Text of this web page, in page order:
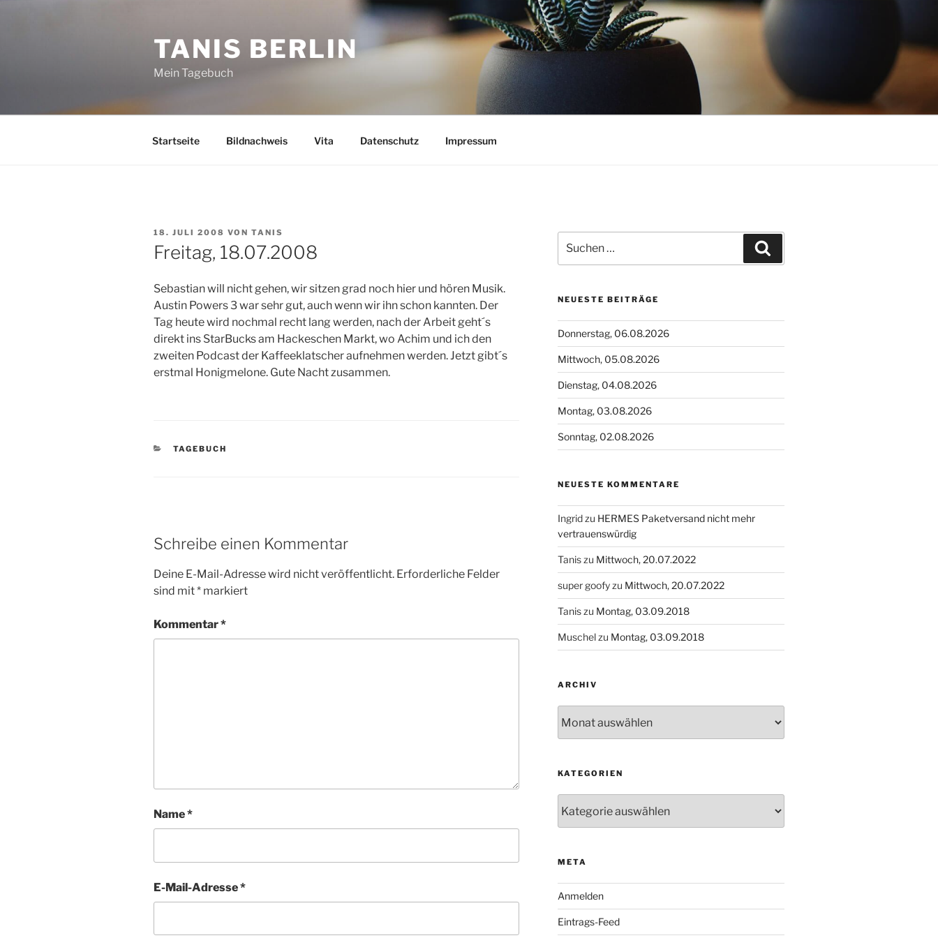
TANIS BERLIN
Mein Tagebuch
Startseite Bildnachweis Vita Datenschutz Impressum
VERÖFFENTLICHT
AM
18. JULI 2008 VON TANIS
Freitag, 18.07.2008
Sebastian will nicht gehen, wir sitzen grad noch hier und hören Musik.
Austin Powers 3 war sehr gut, auch wenn wir ihn schon kannten. Der
Tag heute wird nochmal recht lang werden, nach der Arbeit geht´s
direkt ins StarBucks am Hackeschen Markt, wo Achim und ich den
zweiten Podcast der Kaffeeklatscher aufnehmen werden. Jetzt gibt´s
erstmal Honigmelone. Gute Nacht zusammen.
KATEGORIEN
TAGEBUCH
Schreibe einen Kommentar
Deine E-Mail-Adresse wird nicht veröffentlicht. Erforderliche Felder
sind mit* markiert
Kommentar*
Name*
E-Mail-Adresse*
nach:
NEUESTE BEITRÄGE
Donnerstag, 06.08.2026
Mittwoch, 05.08.2026
Dienstag, 04.08.2026
Montag, 03.08.2026
Sonntag, 02.08.2026
NEUESTE KOMMENTARE
Ingridzu HERMES Paketversand nicht mehr
vertrauenswürdig
Taniszu Mittwoch, 20.07.2022
super goofyzu Mittwoch, 20.07.2022
Taniszu Montag, 03.09.2018
Muschelzu Montag, 03.09.2018
ARCHIV
KATEGORIEN
META
Anmelden
Eintrags-Feed